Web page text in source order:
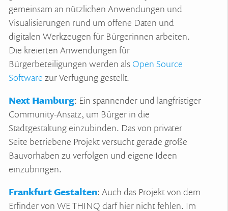
gemeinsam an nützlichen Anwendungen und
Visualisierungen rund um offene Daten und
digitalen Werkzeugen für Bürgerinnen arbeiten.
Die kreierten Anwendungen für
Bürgerbeteiligungen werden als Open Source
Software zur Verfügung gestellt.
Next Hamburg: Ein spannender und langfristiger
Community-Ansatz, um Bürger in die
Stadtgestaltung einzubinden. Das von privater
Seite betriebene Projekt versucht gerade große
Bauvorhaben zu verfolgen und eigene Ideen
einzubringen.
Frankfurt Gestalten: Auch das Projekt von dem
Erfinder von WE THINQ darf hier nicht fehlen. Im